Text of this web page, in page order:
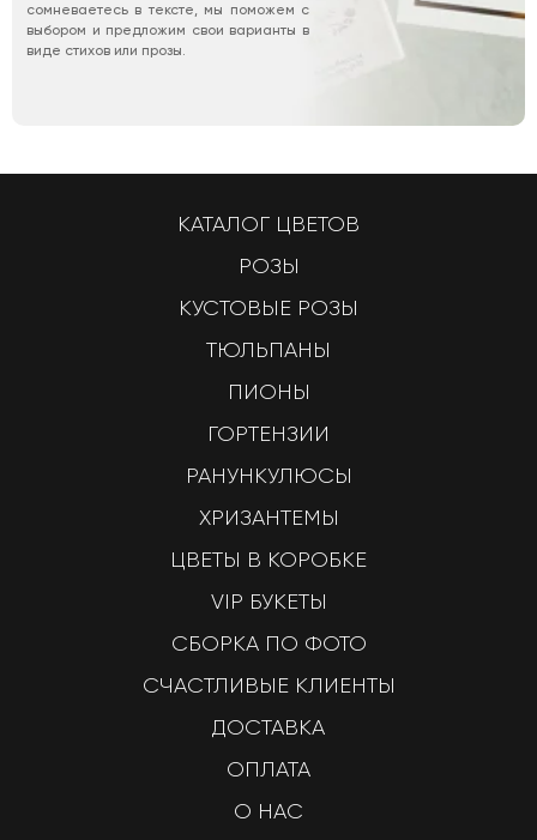
сомневаетесь в тексте, мы поможем с
выбором и предложим свои варианты в
виде стихов или прозы.
КАТАЛОГ ЦВЕТОВ
РОЗЫ
КУСТОВЫЕ РОЗЫ
ТЮЛЬПАНЫ
ПИОНЫ
ГОРТЕНЗИИ
РАНУНКУЛЮСЫ
ХРИЗАНТЕМЫ
ЦВЕТЫ В КОРОБКЕ
VIP БУКЕТЫ
СБОРКА ПО ФОТО
СЧАСТЛИВЫЕ КЛИЕНТЫ
ДОСТАВКА
ОПЛАТА
О НАС